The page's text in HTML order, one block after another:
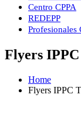
Centro CPPA
REDEPP
Profesionales
Flyers
Home
Flyers IPPC